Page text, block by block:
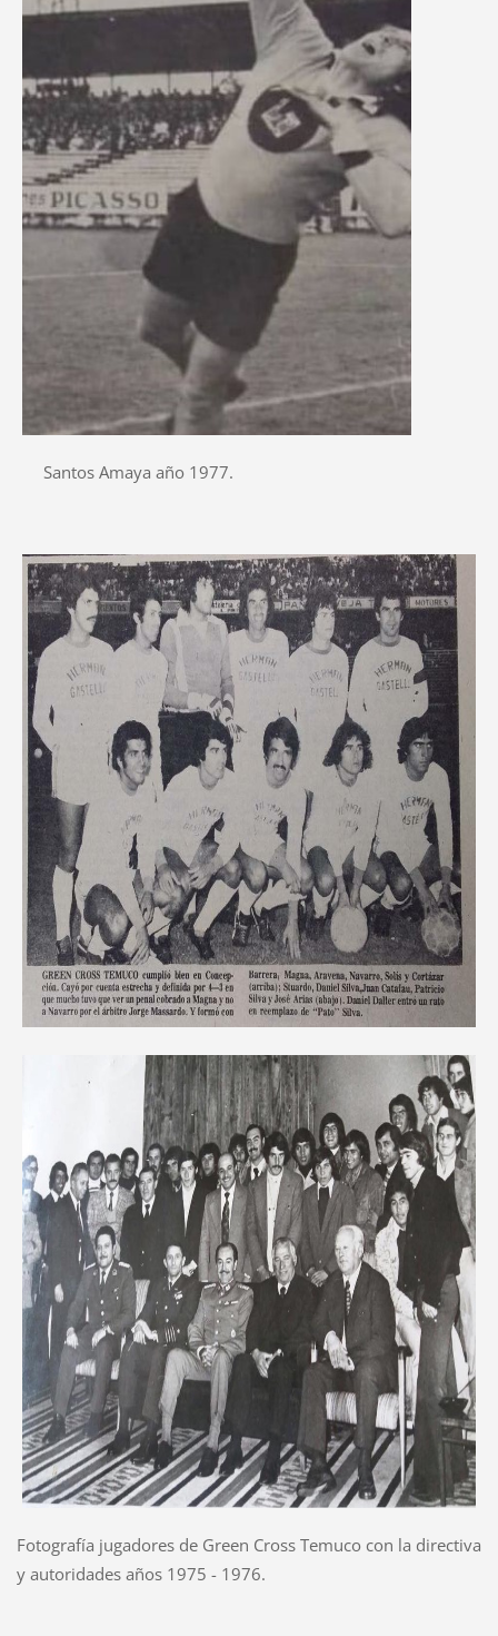
Santos Amaya año 1977.
Fotografía jugadores de Green Cross Temuco con la directiva
y autoridades años 1975 - 1976.